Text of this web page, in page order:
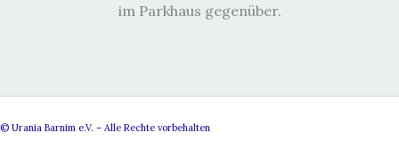
im Parkhaus gegenüber.
© Urania Barnim e.V. – Alle Rechte vorbehalten